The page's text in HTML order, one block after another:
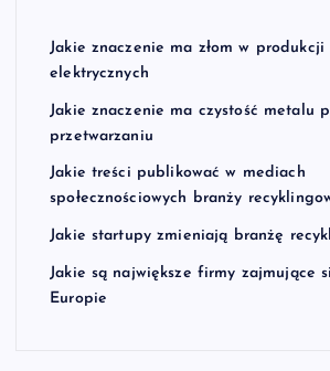
Jakie znaczenie ma złom w produkcji
elektrycznych
Jakie znaczenie ma czystość metalu
przetwarzaniu
Jakie treści publikować w mediach
społecznościowych branży
Jakie startupy zmieniają branżę
Jakie są największe firmy zajmujące
Europie